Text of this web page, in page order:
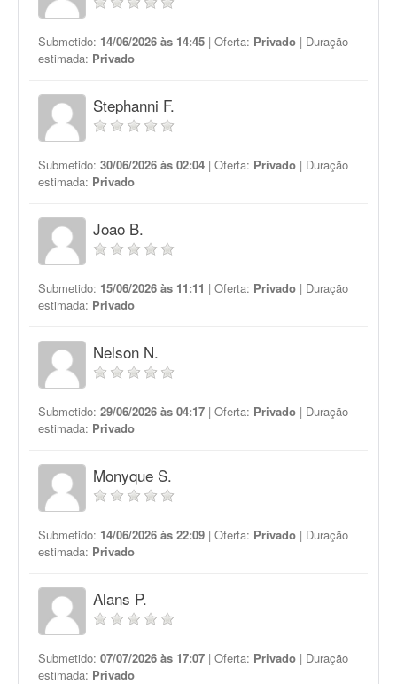
Submetido: 14/06/2026 às 14:45 | Oferta: Privado | Duração
estimada: Privado
Stephanni F.
Submetido: 30/06/2026 às 02:04 | Oferta: Privado | Duração
estimada: Privado
Joao B.
Submetido: 15/06/2026 às 11:11 | Oferta: Privado | Duração
estimada: Privado
Nelson N.
Submetido: 29/06/2026 às 04:17 | Oferta: Privado | Duração
estimada: Privado
Monyque S.
Submetido: 14/06/2026 às 22:09 | Oferta: Privado | Duração
estimada: Privado
Alans P.
Submetido: 07/07/2026 às 17:07 | Oferta: Privado | Duração
estimada: Privado